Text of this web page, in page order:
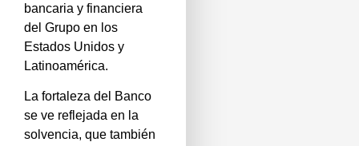
bancaria y financiera
del Grupo en los
Estados Unidos y
Latinoamérica.
La fortaleza del Banco
se ve reflejada en la
solvencia, que también